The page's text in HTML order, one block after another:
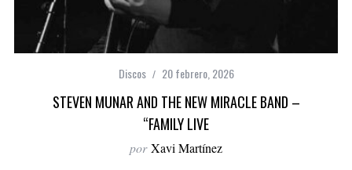
Discos 20 febrero, 2026
STEVEN MUNAR AND THE NEW MIRACLE BAND –
“FAMILY LIVE
por Xavi Martínez